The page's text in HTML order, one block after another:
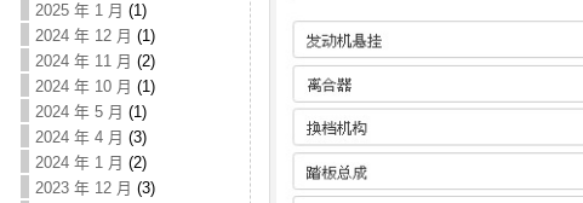
2025 年 1 月 (1)
2024 年 12 月 (1)
2024 年 11 月 (2)
2024 年 10 月 (1)
2024 年 5 月 (1)
2024 年 4 月 (3)
2024 年 1 月 (2)
2023 年 12 月 (3)